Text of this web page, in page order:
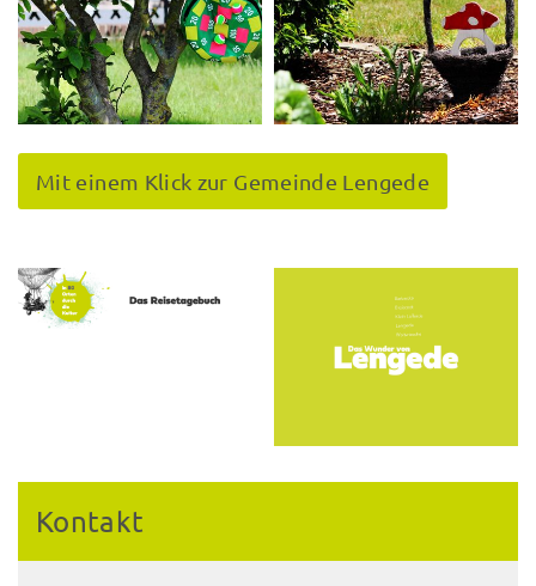
Mit einem Klick zur Gemeinde Lengede
Kontakt